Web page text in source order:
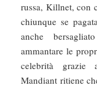
russa, Killnet, con
chiunque se
anche
ammantare le
celebrità grazie
Mandiant ritiene